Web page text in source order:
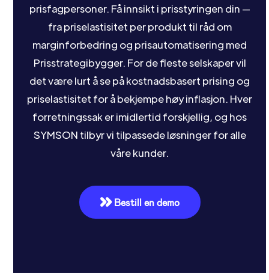
prisfagpersoner. Få innsikt i prisstyringen din —
fra priselastisitet per produkt til råd om
marginforbedring og prisautomatisering med
Prisstrategibygger. For de fleste selskaper vil
det være lurt å se på kostnadsbasert prising og
priselastisitet for å bekjempe høy inflasjon. Hver
forretningssak er imidlertid forskjellig, og hos
SYMSON tilbyr vi tilpassede løsninger for alle
våre kunder.
Bestill en demo